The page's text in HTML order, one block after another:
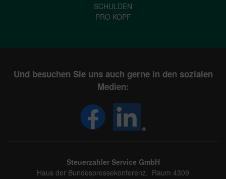
SCHULDEN
PRO KOPF
Und besuchen Sie uns auch gerne in den sozialen
Medien:
Steuerzahler Service GmbH
Haus der Bundespressekonferenz, Raum 4309